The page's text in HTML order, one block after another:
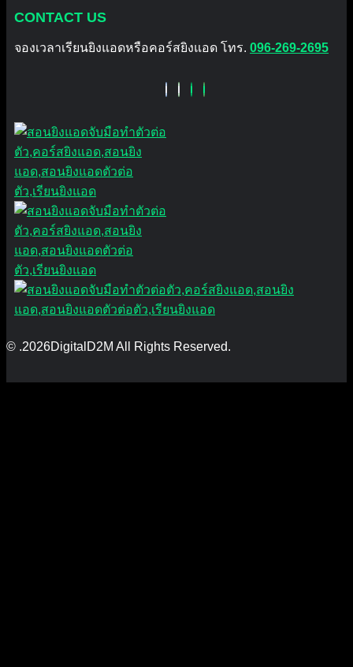
CONTACT US
จองเวลาเรียนยิงแอดหรือคอร์สยิงแอด โทร. 096-269-2695
© .2026DigitalD2M All Rights Reserved.